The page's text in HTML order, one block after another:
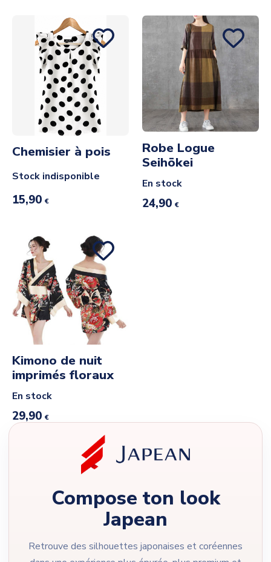
Chemisier à pois
Stock indisponible
15,90 €
Robe Logue
Seihōkei
En stock
24,90 €
Kimono de nuit
imprimés floraux
En stock
29,90 €
Compose ton look
Japean
Retrouve des silhouettes japonaises et coréennes